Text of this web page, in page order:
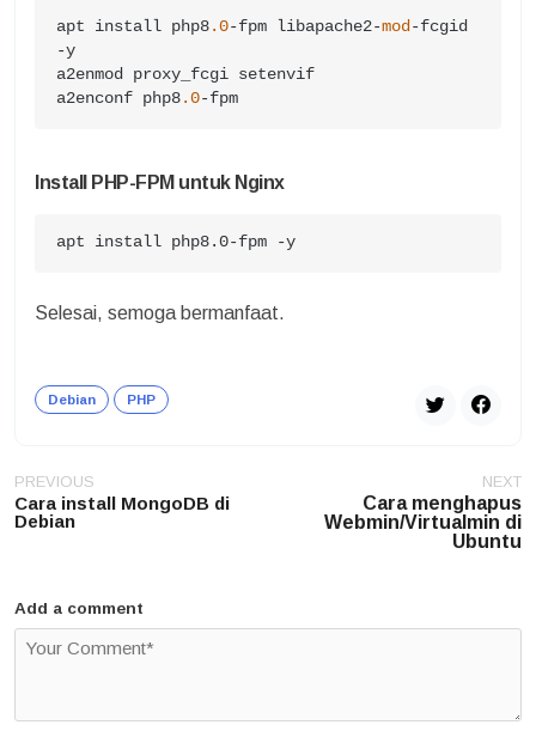
apt install php8.0-fpm libapache2-mod -fcgid
-y
a2enmod proxy_fcgi setenvif
a2enconf php8.0-fpm
Install PHP-FPM untuk Nginx
apt install php8.0-fpm -y
Selesai, semoga bermanfaat.
Debian PHP
Post
navigation
PREVIOUS
Cara install MongoDB di
Debian
NEXT
Cara menghapus
Webmin/Virtualmin di
Ubuntu
Add a comment